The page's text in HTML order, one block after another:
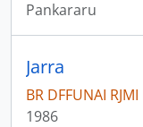
Pankararu
Jarra
BR DFFUNAI
1986